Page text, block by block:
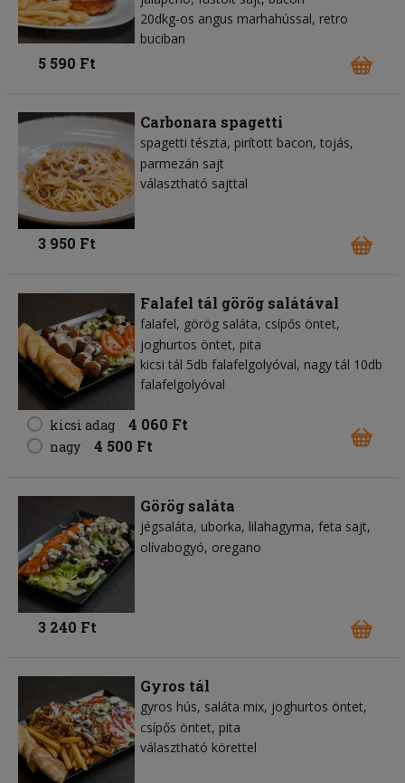
20dkg-os angus marhahússal, retro
buciban
5 590 Ft
Carbonara spagetti
spagetti tészta pirított bacon tojás
parmezán sajt
választható sajttal
3 950 Ft
Falafel tál görög salátával
falafel görög saláta csípős öntet
joghurtos öntet pita
kicsi tál 5db falafelgolyóval, nagy tál 10db
falafelgolyóval
kicsi adag 4 060 Ft
nagy 4 500 Ft
Görög saláta
jégsaláta uborka lilahagyma feta sajt
olívabogyó oregano
3 240 Ft
Gyros tál
gyros hús saláta mix joghurtos öntet
csípős öntet pita
választható körettel